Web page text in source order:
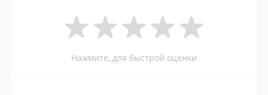
Нажмите, для быстрой оценки